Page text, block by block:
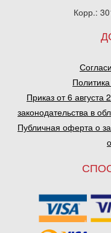
Корр.:
Приказ от 6
законодательства в
Публичная оферта о